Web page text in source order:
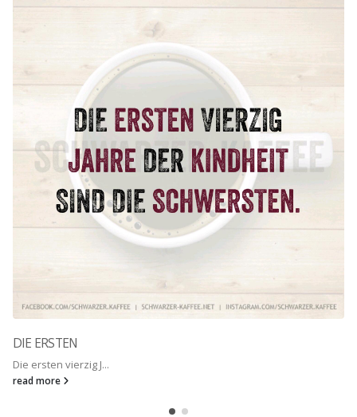
DIE ERSTEN
Die ersten vierzig J...
read more